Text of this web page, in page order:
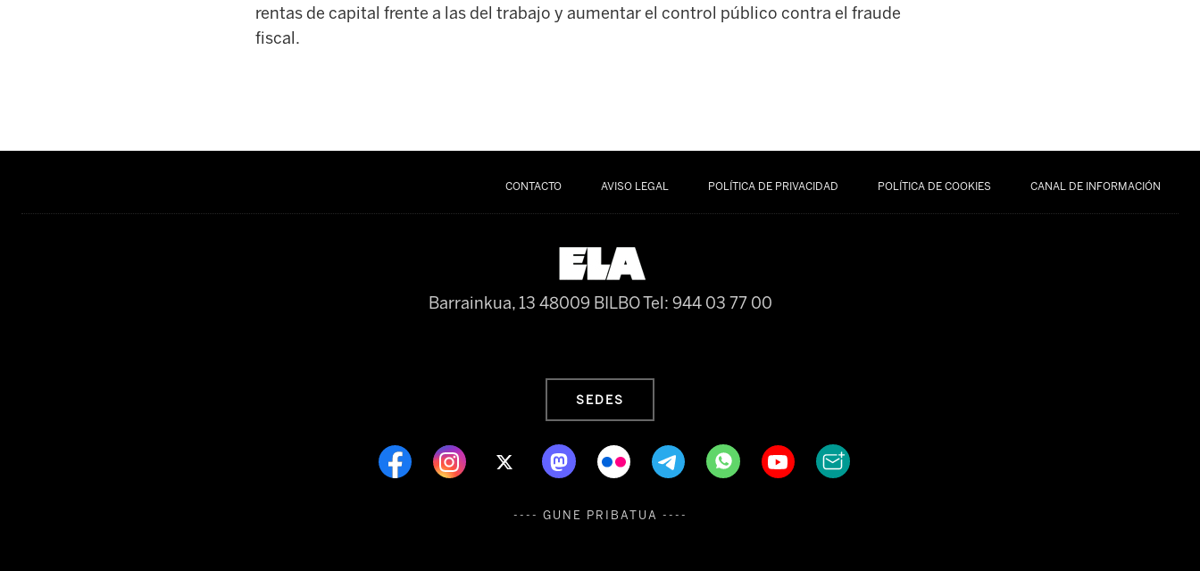
rentas de capital frente a las del trabajo y aumentar el control público contra el fraude
fiscal.
CONTACTO AVISO LEGAL POLÍTICA DE PRIVACIDAD POLÍTICA DE COOKIES CANAL DE INFORMACIÓN
Barrainkua, 13 48009 BILBOTel: 944 03 77 00
SEDES
---- GUNE PRIBATUA ----